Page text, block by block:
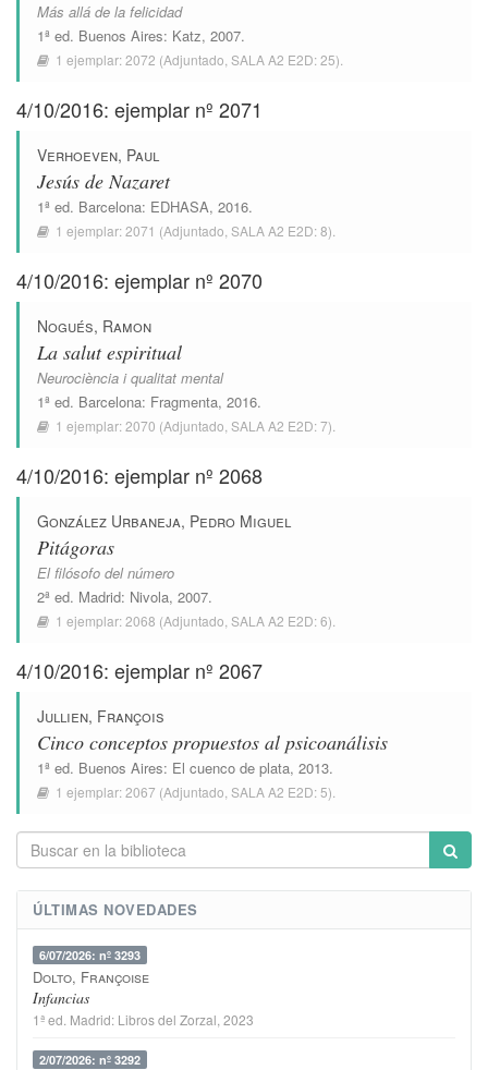
Más allá de la felicidad
1ª ed. Buenos Aires: Katz, 2007.
1 ejemplar:2072 (Adjuntado, SALA A2 E2D: 25).
4/10/2016: ejemplar nº 2071
Verhoeven, Paul
Jesús de Nazaret
1ª ed. Barcelona: EDHASA, 2016.
1 ejemplar:2071 (Adjuntado, SALA A2 E2D: 8).
4/10/2016: ejemplar nº 2070
Nogués, Ramon
La salut espiritual
Neurociència i qualitat mental
1ª ed. Barcelona: Fragmenta, 2016.
1 ejemplar:2070 (Adjuntado, SALA A2 E2D: 7).
4/10/2016: ejemplar nº 2068
González Urbaneja, Pedro Miguel
Pitágoras
El filósofo del número
2ª ed. Madrid: Nivola, 2007.
1 ejemplar:2068 (Adjuntado, SALA A2 E2D: 6).
4/10/2016: ejemplar nº 2067
Jullien, François
Cinco conceptos propuestos al psicoanálisis
1ª ed. Buenos Aires: El cuenco de plata, 2013.
1 ejemplar:2067 (Adjuntado, SALA A2 E2D: 5).
ÚLTIMAS NOVEDADES
6/07/2026: nº 3293
Dolto, Françoise
Infancias
1ª ed. Madrid: Libros del Zorzal , 2023
2/07/2026: nº 3292